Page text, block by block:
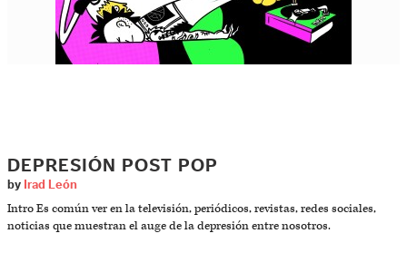
DEPRESIÓN POST POP
by Irad León
Intro Es común ver en la televisión, periódicos, revistas, redes sociales,
noticias que muestran el auge de la depresión entre nosotros.